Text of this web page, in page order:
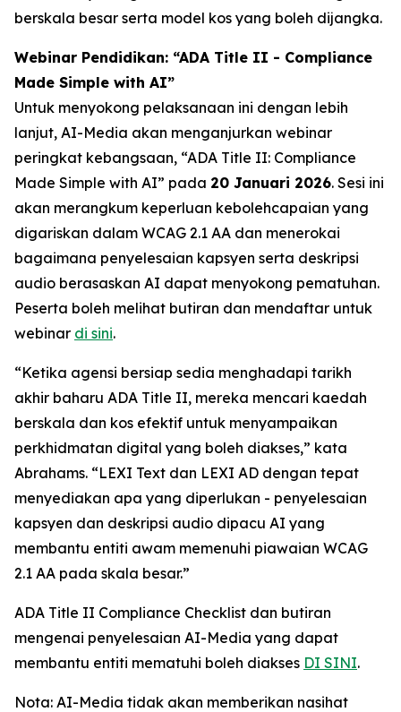
berskala besar serta model kos yang boleh dijangka.
Webinar Pendidikan: “ADA Title II - Compliance
Made Simple with AI”
Untuk menyokong pelaksanaan ini dengan lebih
lanjut, AI-Media akan menganjurkan webinar
peringkat kebangsaan, “ADA Title II: Compliance
Made Simple with AI” pada 20 Januari 2026. Sesi ini
akan merangkum keperluan kebolehcapaian yang
digariskan dalam WCAG 2.1 AA dan menerokai
bagaimana penyelesaian kapsyen serta deskripsi
audio berasaskan AI dapat menyokong pematuhan.
Peserta boleh melihat butiran dan mendaftar untuk
webinar di sini.
“Ketika agensi bersiap sedia menghadapi tarikh
akhir baharu ADA Title II, mereka mencari kaedah
berskala dan kos efektif untuk menyampaikan
perkhidmatan digital yang boleh diakses,” kata
Abrahams. “LEXI Text dan LEXI AD dengan tepat
menyediakan apa yang diperlukan - penyelesaian
kapsyen dan deskripsi audio dipacu AI yang
membantu entiti awam memenuhi piawaian WCAG
2.1 AA pada skala besar.”
ADA Title II Compliance Checklist dan butiran
mengenai penyelesaian AI-Media yang dapat
membantu entiti mematuhi boleh diakses DI SINI.
Nota: AI-Media tidak akan memberikan nasihat